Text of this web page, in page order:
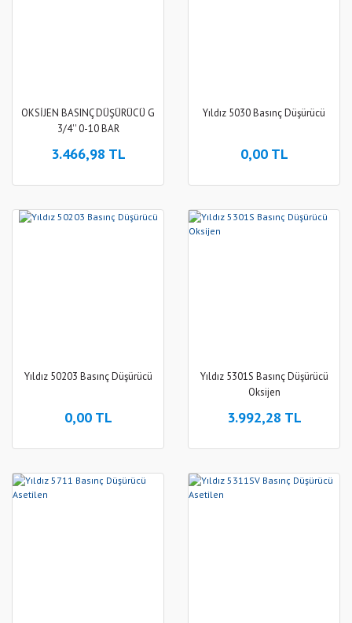
OKSİJEN BASINÇ DÜŞÜRÜCÜ G
3/4'' 0-10 BAR
3.466,98 TL
Yıldız 5030 Basınç Düşürücü
0,00 TL
Yıldız 50203 Basınç Düşürücü
0,00 TL
Yıldız 5301S Basınç Düşürücü
Oksijen
3.992,28 TL